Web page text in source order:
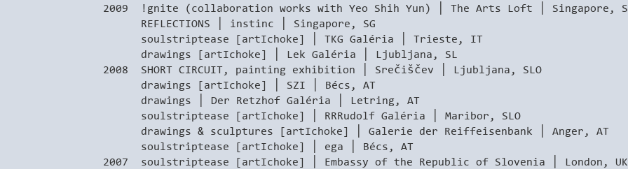
2009 !gnite (collaboration works with Yeo Shih Yun) │ The Arts Loft │ Singapore,
REFLECTIONS │ instinc │ Singapore, SG
soulstriptease [artIchoke] │ TKG Galéria │ Trieste, IT
drawings [artIchoke] │ Lek Galéria │ Ljubljana, SL
2008 SHORT CIRCUIT, painting exhibition │ Srečiščev │ Ljubljana, SLO
drawings [artIchoke] │ SZI │ Bécs, AT
drawings │ Der Retzhof Galéria │ Letring, AT
soulstriptease [artIchoke] │ RRRudolf Galéria │ Maribor, SLO
drawings & sculptures [artIchoke] │ Galerie der Reiffeisenbank │ Anger, AT
soulstriptease [artIchoke] │ ega │ Bécs, AT
2007 soulstriptease [artIchoke] │ Embassy of the Republic of Slovenia │ London, UK